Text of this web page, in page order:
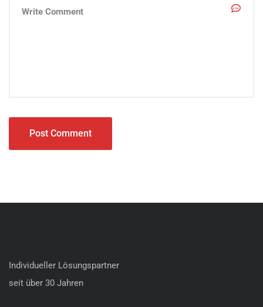
Individueller Lösungspartner
seit über 30 Jahren